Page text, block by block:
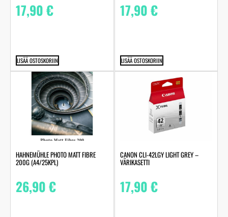
17,90€
LISÄÄ OSTOSKORIIN
17,90€
LISÄÄ OSTOSKORIIN
HAHNEMÜHLE PHOTO MATT FIBRE
200G (A4/25KPL)
26,90€
CANON CLI-42LGY LIGHT GREY –
VÄRIKASETTI
17,90€